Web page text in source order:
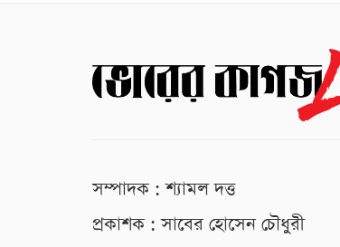
সম্পাদক : শ্যামল দত্ত
প্রকাশক : সাবের হোসেন চৌধুরী